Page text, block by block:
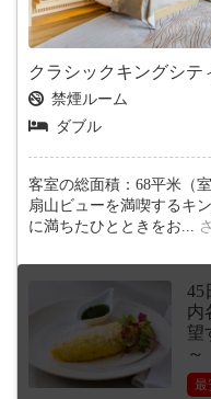
クラシックキングシテ
禁煙ルーム
ダブル
客室の総面積：68平米（
扇山ビューを満喫するキ
に満ちたひとときをお
45
内
望
～
最